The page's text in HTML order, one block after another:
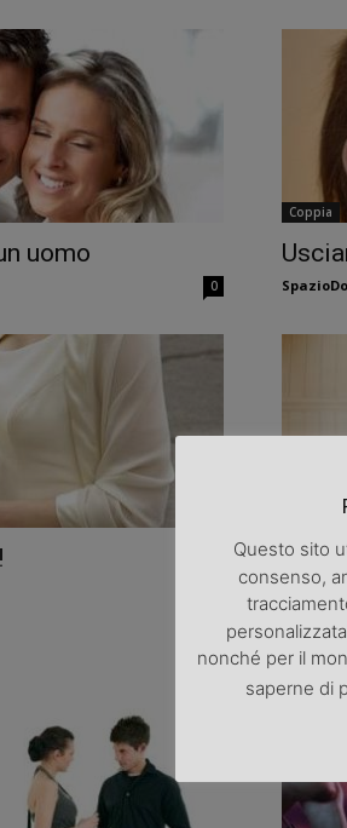
uomo
0
Coppia
Questo sito
consenso,
nonché per il
saperne di